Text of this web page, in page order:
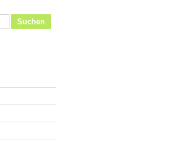
Suchen